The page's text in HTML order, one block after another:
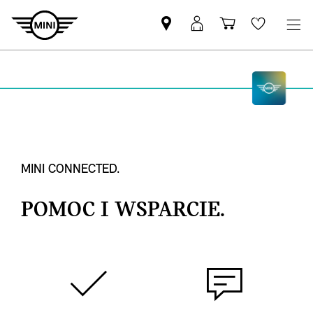
Znajdź
Partnera
Logowanie
MyMini
KoszykWishlist
MINI CONNECTED.
POMOC I WSPARCIE.